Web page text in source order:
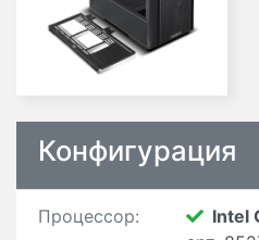
Конфигурация
Процессор:
Intel